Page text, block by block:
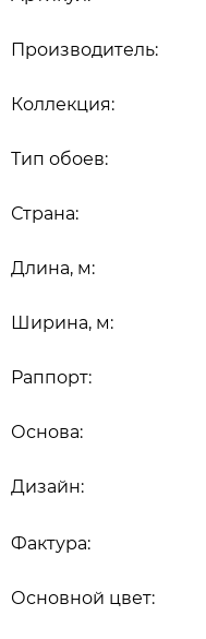
Производитель:
Коллекция:
Длина, м:
Ширина, м:
Раппорт:
Основной цвет:
Дизайн:
Основа:
Страна:
Тип обоев:
Фактура: